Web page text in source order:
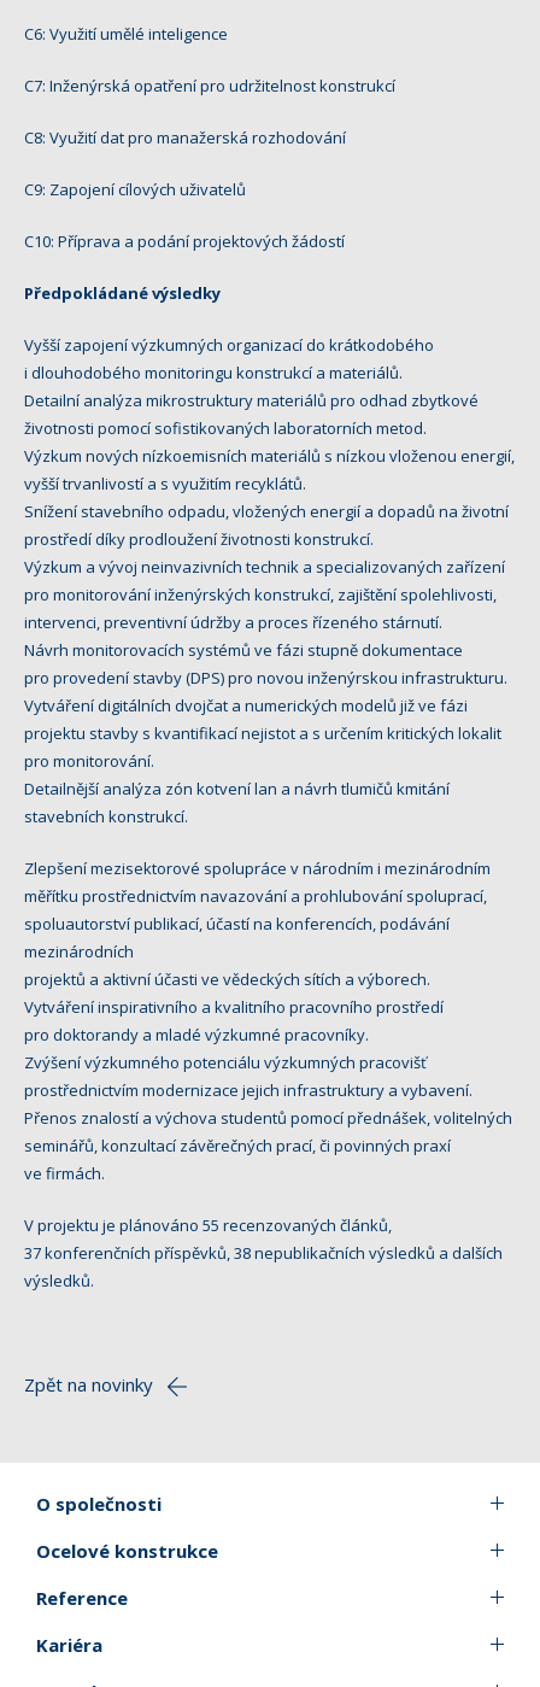
C6: Využití umělé inteligence
C7: Inženýrská opatření pro udržitelnost konstrukcí
C8: Využití dat pro manažerská rozhodování
C9: Zapojení cílových uživatelů
C10: Příprava a podání projektových žádostí
Předpokládané výsledky
Vyšší zapojení výzkumných organizací do krátkodobého
i dlouhodobého monitoringu konstrukcí a materiálů.
Detailní analýza mikrostruktury materiálů pro odhad zbytkové
životnosti pomocí sofistikovaných laboratorních metod.
Výzkum nových nízkoemisních materiálů s nízkou vloženou energií,
vyšší trvanlivostí a s využitím recyklátů.
Snížení stavebního odpadu, vložených energií a dopadů na životní
prostředí díky prodloužení životnosti konstrukcí.
Výzkum a vývoj neinvazivních technik a specializovaných zařízení
pro monitorování inženýrských konstrukcí, zajištění spolehlivosti,
intervenci, preventivní údržby a proces řízeného stárnutí.
Návrh monitorovacích systémů ve fázi stupně dokumentace
pro provedení stavby (DPS) pro novou inženýrskou infrastrukturu.
Vytváření digitálních dvojčat a numerických modelů již ve fázi
projektu stavby s kvantifikací nejistot a s určením kritických lokalit
pro monitorování.
Detailnější analýza zón kotvení lan a návrh tlumičů kmitání
stavebních konstrukcí.
Zlepšení mezisektorové spolupráce v národním i mezinárodním
měřítku prostřednictvím navazování a prohlubování spoluprací,
spoluautorství publikací, účastí na konferencích, podávání
mezinárodních
projektů a aktivní účasti ve vědeckých sítích a výborech.
Vytváření inspirativního a kvalitního pracovního prostředí
pro doktorandy a mladé výzkumné pracovníky.
Zvýšení výzkumného potenciálu výzkumných pracovišť
prostřednictvím modernizace jejich infrastruktury a vybavení.
Přenos znalostí a výchova studentů pomocí přednášek, volitelných
seminářů, konzultací závěrečných prací, či povinných praxí
ve firmách.
V projektu je plánováno 55 recenzovaných článků,
37 konferenčních příspěvků, 38 nepublikačních výsledků a dalších
výsledků.
Zpět na novinky
O společnosti
Ocelové konstrukce
Reference
Kariéra